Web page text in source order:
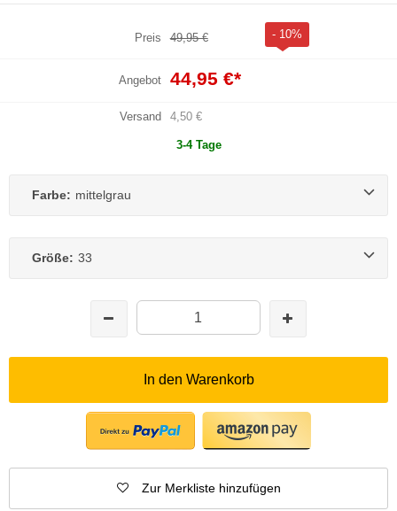
Preis 49,95 € - 10%
Angebot 44,95 €*
Versand 4,50 €
3-4 Tage
Farbe: mittelgrau
Größe: 33
In den Warenkorb
Zur Merkliste hinzufügen